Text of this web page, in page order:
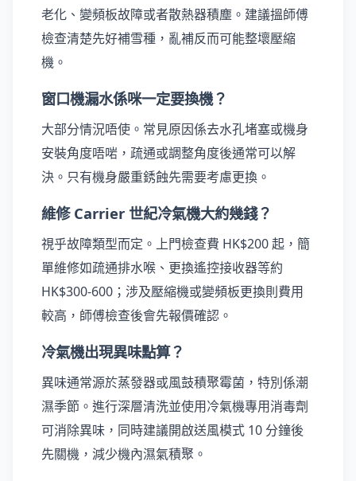
老化、變頻板故障或者散熱器積塵。建議搵師傅
檢查清楚先好補雪種，亂補反而可能整壞壓縮
機。
窗口機漏水係咪一定要換機？
大部分情況唔使。常見原因係去水孔堵塞或機身
安裝角度唔啱，疏通或調整角度後通常可以解
決。只有機身嚴重銹蝕先需要考慮更換。
維修 Carrier 世紀冷氣機大約幾錢？
視乎故障類型而定。上門檢查費 HK$200 起，簡
單維修如疏通排水喉、更換遙控接收器等約
HK$300-600；涉及壓縮機或變頻板更換則費用
較高，師傅檢查後會先報價確認。
冷氣機出現異味點算？
異味通常源於蒸發器或風鼓積聚霉菌，特別係潮
濕季節。進行深層清洗並使用冷氣機專用消毒劑
可消除異味，同時建議開啟送風模式 10 分鐘後
先關機，減少機內濕氣積聚。